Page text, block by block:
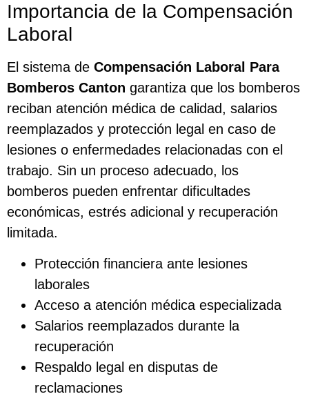
Importancia de la Compensación
Laboral
El sistema de Compensación Laboral Para
Bomberos Canton garantiza que los bomberos
reciban atención médica de calidad, salarios
reemplazados y protección legal en caso de
lesiones o enfermedades relacionadas con el
trabajo. Sin un proceso adecuado, los
bomberos pueden enfrentar dificultades
económicas, estrés adicional y recuperación
limitada.
Protección financiera ante lesiones
laborales
Acceso a atención médica especializada
Salarios reemplazados durante la
recuperación
Respaldo legal en disputas de
reclamaciones